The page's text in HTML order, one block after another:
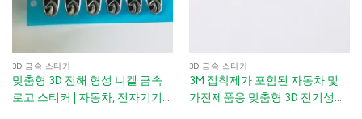
3D 금속 스티커
맞춤형 3D 전해 형성 니켈 금속
로고 스티커 | 자동차, 전자기기
3D 금속 스티커
3M 접착제가 포함된 자동차 및
가전제품용 맞춤형 3D 전기성형